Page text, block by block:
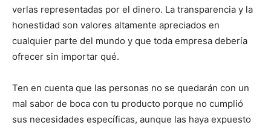
verlas representadas por el dinero. La transparencia y la
honestidad son valores altamente apreciados en
cualquier parte del mundo y que toda empresa debería
ofrecer sin importar qué.
Ten en cuenta que las personas no se quedarán con un
mal sabor de boca con tu producto porque no cumplió
sus necesidades específicas, aunque las haya expuesto